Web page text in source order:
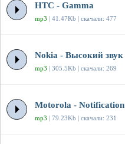
HTC - Gamma
mp3 | 41.47Kb | скачали: 477
Nokia - Высокий звук
mp3 | 305.5Kb | скачали: 269
Motorola - Notification
mp3 | 79.23Kb | скачали: 231